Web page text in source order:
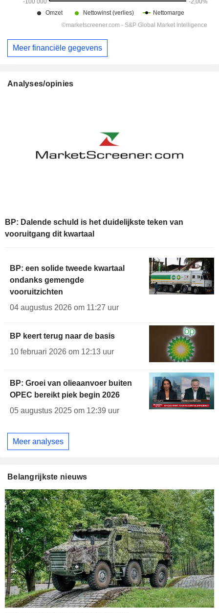
Meer financiële gegevens
Analyses/opinies
BP: Dalende schuld is het duidelijkste teken van
vooruitgang dit kwartaal
BP: een solide tweede kwartaal
ondanks gemengde
vooruitzichten
04 augustus 2026 om 11:27 uur
BP keert terug naar de basis
10 februari 2026 om 12:13 uur
BP: Groei van olieaanvoer buiten
OPEC bereikt piek begin 2026
05 augustus 2025 om 12:39 uur
Meer analyses
Belangrijkste nieuws